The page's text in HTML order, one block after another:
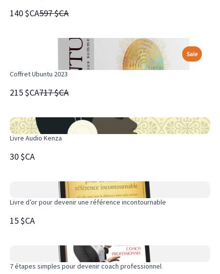
140 $CACompare
597 $CA
Sale
Coffret Ubuntu 2023
215 $CACompare
717 $CA
Livre Audio Kenza
30 $CA
Livre d’or pour devenir une référence incontournable
15 $CA
7 étapes simples pour devenir coach professionnel